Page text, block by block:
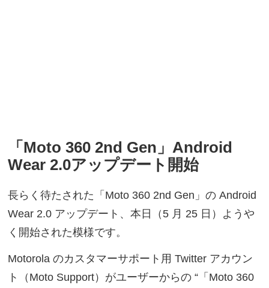
「Moto 360 2nd Gen」Android
Wear 2.0アップデート開始
長らく待たされた「Moto 360 2nd Gen」の Android
Wear 2.0 アップデート、本日（5 月 25 日）ようや
く開始された模様です。
Motorola のカスタマーサポート用 Twitter アカウン
ト（Moto Support）がユーザーからの “「Moto 360